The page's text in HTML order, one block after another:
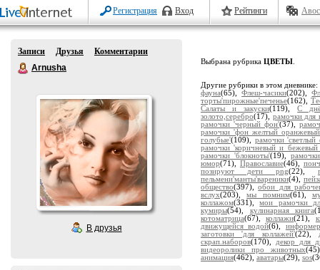
Регистрация Вход Рейтинги
Записи Друзья
Комментарии
Arnusha
В друзья
Выбрана рубрика ЦВЕТЫ
Другие рубрики в этом дневнике:
фауна(65),Флеш-часики(202),
торты'пирожные'печенье(162),
Салаты и закуски(119),С
золото,серебро(17), рамочки для
рамочки 'черный фон'(37),
рамочки 'фон желтый
голубые'(109), рамочки 'светлый
рамочки 'коричневый и
рамочки 'блокноты'(19),
юмор(71), Православие(46),
позируют дети png(22),
пельмени'манты'вареники(4),
общество(397),обои для
вслух(203),мы помним(61),
коллажом(331),мои рамочки
кумиры(54), кулинарная книга
котоматрица(67),коллажи(21),
движущейся водой(6),
заготовки 'для коллажей'(22),
скрап.наборов(170), декор для
видеоролики про животных
анимация(462), аватары(29), sos